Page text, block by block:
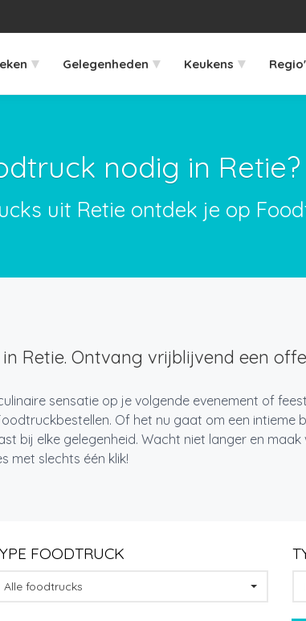
▾ Gelegenheden ▾ Keukens ▾
nodig in Retie?
uit Retie ontdek je op
Retie. Ontvang vrijblijvend een
sensatie op je volgende evenement of
Of het nu gaat om een intieme
bij elke gelegenheid. Wacht niet langer en
met slechts één klik!
FOODTRUCK
Alle foodtrucks